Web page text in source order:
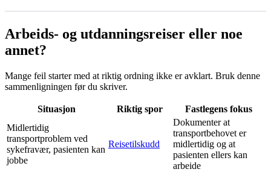
Arbeids- og utdanningsreiser eller noe
annet?
Mange feil starter med at riktig ordning ikke er avklart. Bruk denne
sammenligningen før du skriver.
Situasjon Riktig spor
Fastlegens fokus
Midlertidig
transportproblem ved
sykefravær, pasienten kan
jobbe
Reisetilskudd
Dokumenter at
transportbehovet er
midlertidig og at
pasienten ellers kan
arbeide